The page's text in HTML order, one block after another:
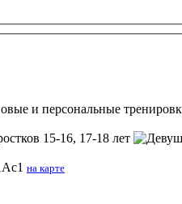
и персональные
15-16, 17-18 лет
на карте